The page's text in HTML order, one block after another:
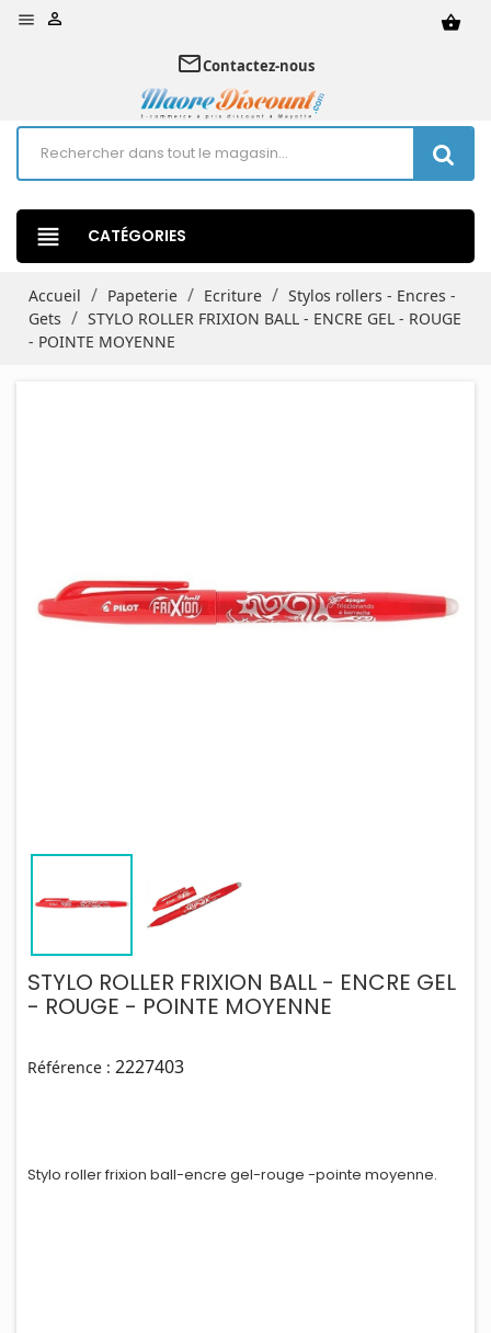
 shopping_basket

mail_outlineContactez-nous
view_headline CATÉGORIES
Accueil Papeterie Ecriture
Stylos rollers - Encres -
Gets
STYLO ROLLER FRIXION BALL - ENCRE GEL - ROUGE
- POINTE MOYENNE
STYLO ROLLER FRIXION BALL - ENCRE GEL
- ROUGE - POINTE MOYENNE
Référence : 2227403
Stylo roller frixion ball-encre gel-rouge -pointe moyenne.